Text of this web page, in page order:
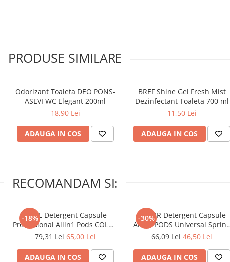
PRODUSE SIMILARE
Odorizant Toaleta DEO PONS-
ASEVI WC Elegant 200ml
18,90 Lei
ADAUGA IN COS
BREF Shine Gel Fresh Mist
Dezinfectant Toaleta 700 ml
11,50 Lei
ADAUGA IN COS
RECOMANDAM SI:
-18%
ARIEL Detergent Capsule
Professional Allin1 Pods COLOR
60 buc
79,31 Lei65,00 Lei
ADAUGA IN COS
-30%
LENOR Detergent Capsule
Allin1 PODS Universal Spring
Awakening 38 buc
66,09 Lei46,50 Lei
ADAUGA IN COS